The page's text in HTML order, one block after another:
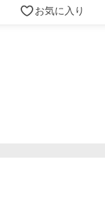
お気に入り